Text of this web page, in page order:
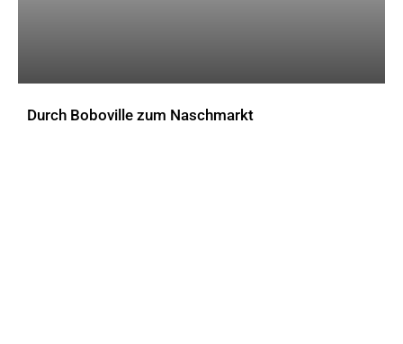
Durch Boboville zum Naschmarkt